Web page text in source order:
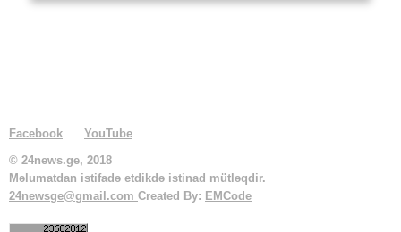
Facebook YouTube
© 24news.ge, 2018
Məlumatdan istifadə etdikdə istinad mütləqdir.
24newsge@gmail.com Created By: EMCode